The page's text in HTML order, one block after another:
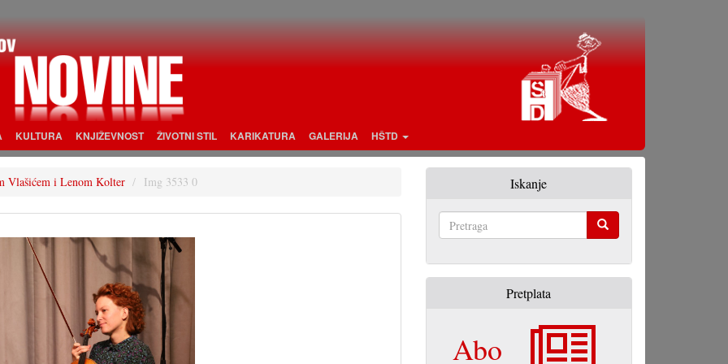
KULTURA KNJIŽEVNOST ŽIVOTNI STIL KARIKATURA GALERIJA HŠTD
Vlašićem i Lenom Kolter Img 3533 0 Iskanje
Pretplata
Abo